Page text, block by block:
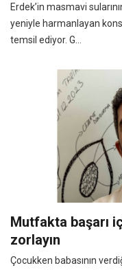
Erdek’in masmavi
yeniyle harmanlayan
temsil ediyor. G...
Mutfakta başarı
zorlayın
Çocukken babasının